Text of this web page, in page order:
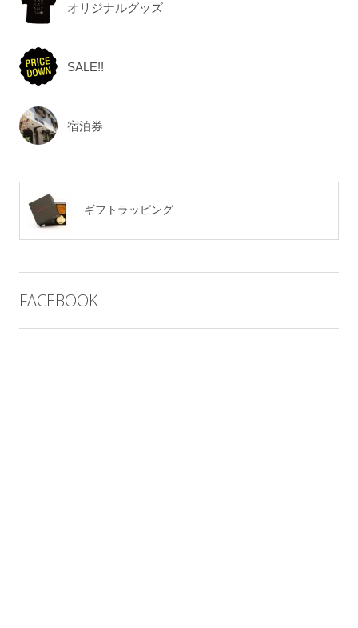
オリジナルグッズ
SALE!!
宿泊券
ギフトラッピング
FACEBOOK